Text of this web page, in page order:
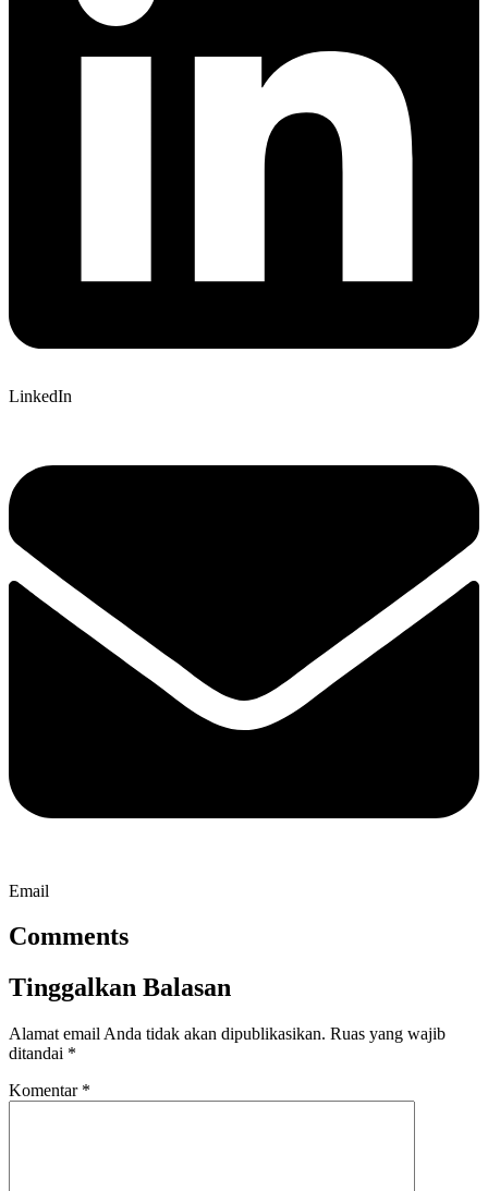
LinkedIn
Email
Comments
Tinggalkan Balasan
Alamat email Anda tidak akan dipublikasikan. Ruas yang wajib
ditandai *
Komentar *